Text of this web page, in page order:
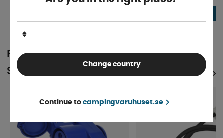
POPULÄRT INOM
SAMMA KATEGORI
SE ALLA PRODUKTER
Change country
Continue to campingvaruhuset.se